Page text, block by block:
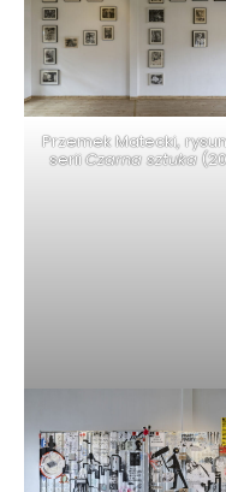
Przemek Matecki,
seriiCzarna sztuka